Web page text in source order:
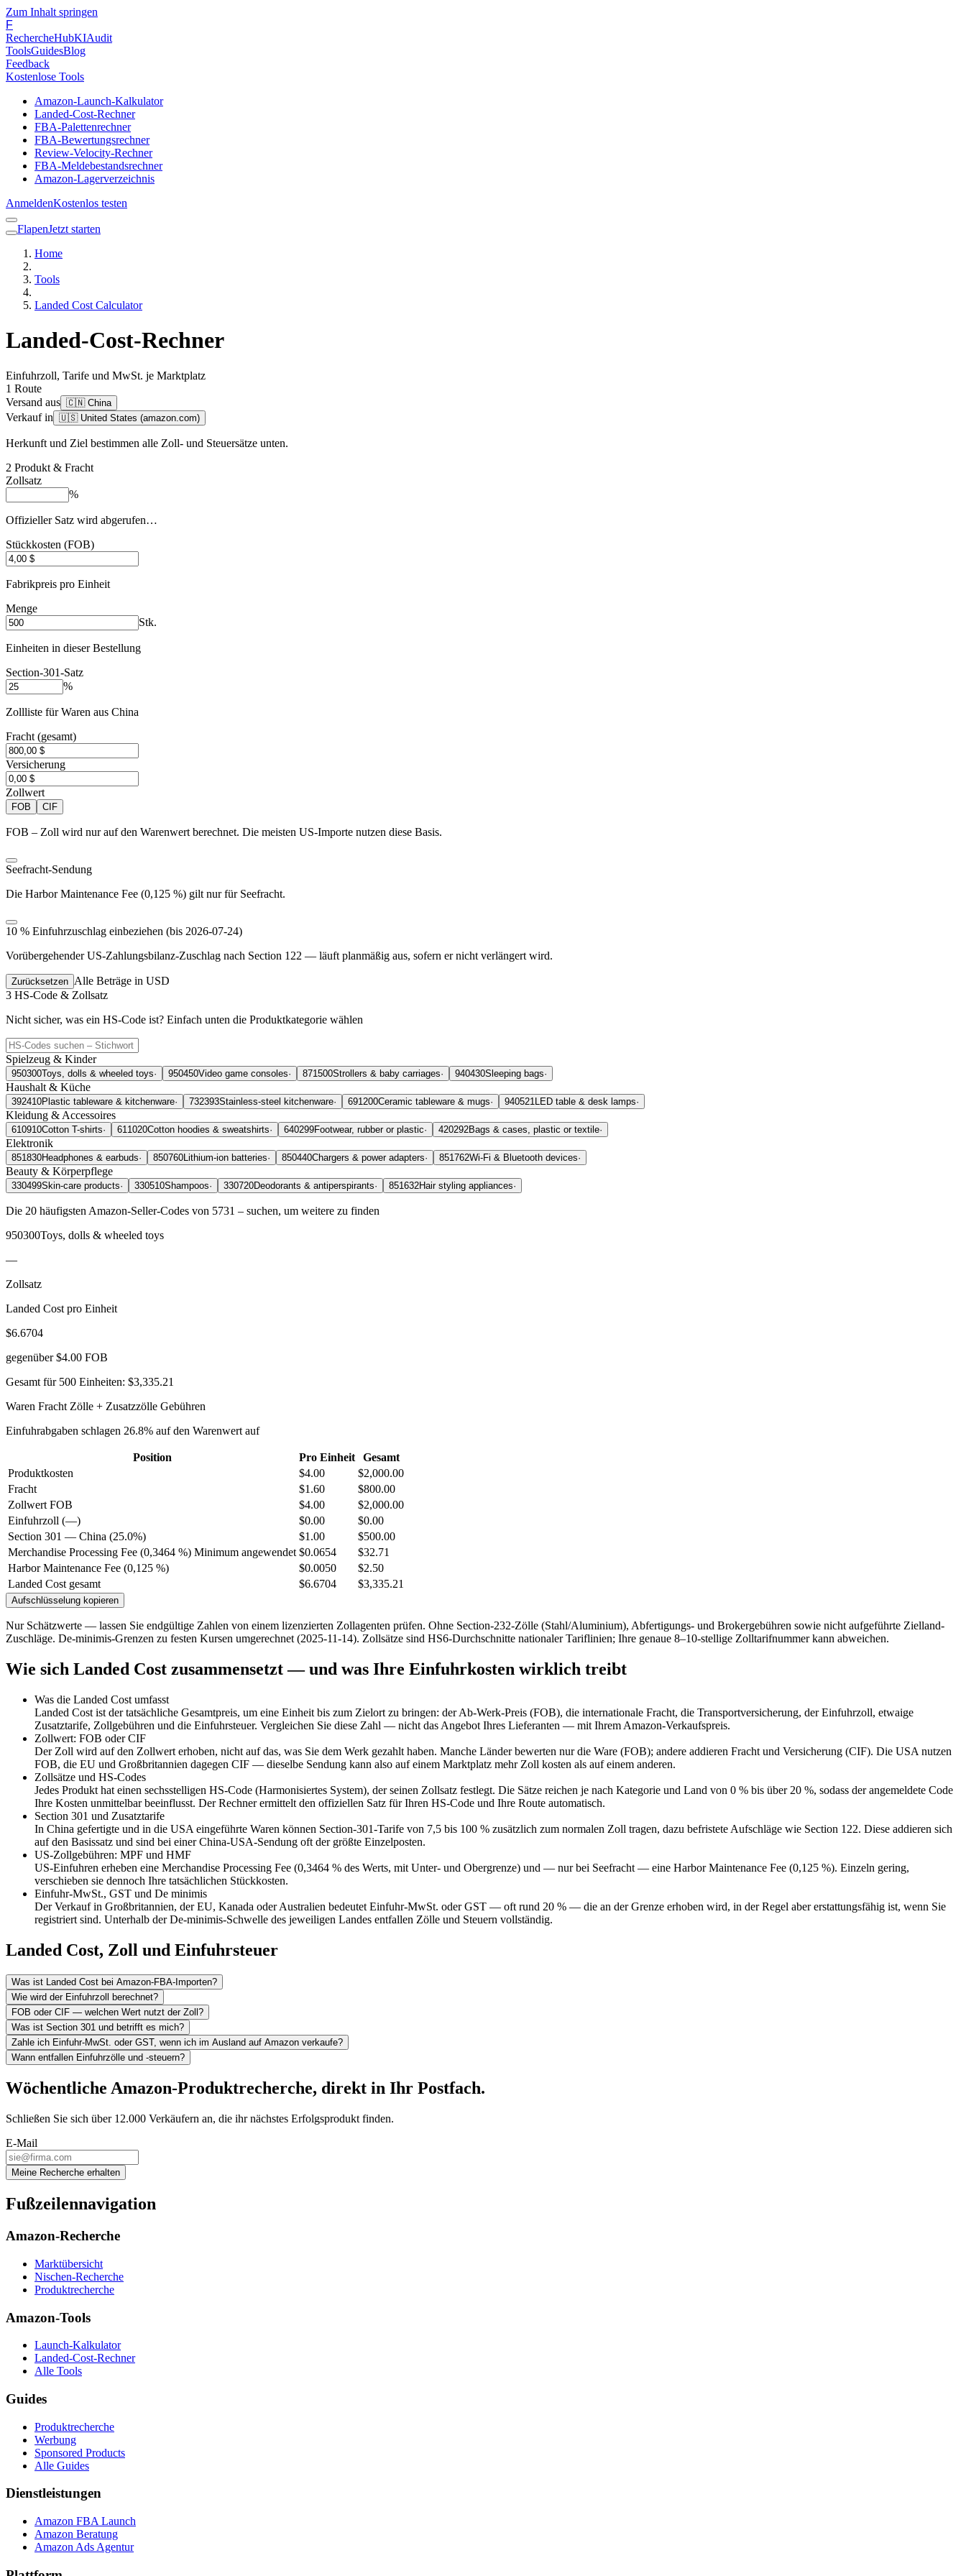
Zum Inhalt springen
F
RechercheHubKIAudit
ToolsGuidesBlog
Feedback
Kostenlose Tools
Amazon-Launch-Kalkulator
Landed-Cost-Rechner
FBA-Palettenrechner
FBA-Bewertungsrechner
Review-Velocity-Rechner
FBA-Meldebestandsrechner
Amazon-Lagerverzeichnis
AnmeldenKostenlos testen
FlapenJetzt starten
Home
Tools
Landed Cost Calculator
Landed-Cost-Rechner
Einfuhrzoll, Tarife und MwSt. je Marktplatz
1 Route
Versand aus 🇨🇳 China
Verkauf in 🇺🇸 United States (amazon.com)
Herkunft und Ziel bestimmen alle Zoll- und Steuersätze unten.
2 Produkt & Fracht
Zollsatz
%
Offizieller Satz wird abgerufen…
Stückkosten (FOB)
Fabrikpreis pro Einheit
Menge
Stk.
Einheiten in dieser Bestellung
Section-301-Satz
%
Zollliste für Waren aus China
Fracht (gesamt)
Versicherung
Zollwert
FOB CIF
FOB – Zoll wird nur auf den Warenwert berechnet. Die meisten US-Importe nutzen diese Basis.
Seefracht-Sendung
Die Harbor Maintenance Fee (0,125 %) gilt nur für Seefracht.
10 % Einfuhrzuschlag einbeziehen (bis 2026-07-24)
Vorübergehender US-Zahlungsbilanz-Zuschlag nach Section 122 — läuft planmäßig aus, sofern er nicht verlängert wird.
Zurücksetzen Alle Beträge in USD
3 HS-Code & Zollsatz
Nicht sicher, was ein HS-Code ist? Einfach unten die Produktkategorie wählen
Spielzeug & Kinder
950300Toys, dolls & wheeled toys· 950450Video game consoles· 871500Strollers & baby carriages· 940430Sleeping bags·
Haushalt & Küche
392410Plastic tableware & kitchenware· 732393Stainless-steel kitchenware· 691200Ceramic tableware & mugs· 940521 LED table & desk lamps·
Kleidung & Accessoires
610910Cotton T-shirts· 611020Cotton hoodies & sweatshirts· 640299Footwear, rubber or plastic· 420292Bags & cases, plastic or textile·
Elektronik
851830Headphones & earbuds· 850760 Lithium-ion batteries· 850440Chargers & power adapters· 851762Wi-Fi & Bluetooth devices·
Beauty & Körperpflege
330499Skin-care products· 330510Shampoos· 330720Deodorants & antiperspirants· 851632Hair styling appliances·
Die 20 häufigsten Amazon-Seller-Codes von 5731 – suchen, um weitere zu finden
950300Toys, dolls & wheeled toys
—
Zollsatz
Landed Cost pro Einheit
$6.6704
gegenüber $4.00 FOB
Gesamt für 500 Einheiten: $3,335.21
Waren Fracht Zölle + Zusatzzölle Gebühren
Einfuhrabgaben schlagen 26.8% auf den Warenwert auf
Position Pro Einheit
Gesamt
Produktkosten
$4.00
$2,000.00
Fracht
$1.60
$800.00
Zollwert FOB $4.00
$2,000.00
Einfuhrzoll (—)
$0.00
$0.00
Section 301 — China (25.0%)
$1.00
$500.00
Merchandise Processing Fee (0,3464 %) Minimum angewendet $0.0654
$32.71
Harbor Maintenance Fee (0,125 %)
$0.0050
$2.50
Landed Cost gesamt
$6.6704 $3,335.21
Aufschlüsselung kopieren
Nur Schätzwerte — lassen Sie endgültige Zahlen von einem lizenzierten Zollagenten prüfen. Ohne Section-232-Zölle (Stahl/Aluminium), Abfertigungs- und Brokergebühren sowie nicht aufgeführte Zielland-
Zuschläge. De-minimis-Grenzen zu festen Kursen umgerechnet (2025-11-14). Zollsätze sind HS6-Durchschnitte nationaler Tariflinien; Ihre genaue 8–10-stellige Zolltarifnummer kann abweichen.
Wie sich Landed Cost zusammensetzt — und was Ihre Einfuhrkosten wirklich treibt
Was die Landed Cost umfasst
Landed Cost ist der tatsächliche Gesamtpreis, um eine Einheit bis zum Zielort zu bringen: der Ab-Werk-Preis (FOB), die internationale Fracht, die Transportversicherung, der Einfuhrzoll, etwaige
Zusatztarife, Zollgebühren und die Einfuhrsteuer. Vergleichen Sie diese Zahl — nicht das Angebot Ihres Lieferanten — mit Ihrem Amazon-Verkaufspreis.
Zollwert: FOB oder CIF
Der Zoll wird auf den Zollwert erhoben, nicht auf das, was Sie dem Werk gezahlt haben. Manche Länder bewerten nur die Ware (FOB); andere addieren Fracht und Versicherung (CIF). Die USA nutzen
FOB, die EU und Großbritannien dagegen CIF — dieselbe Sendung kann also auf einem Marktplatz mehr Zoll kosten als auf einem anderen.
Zollsätze und HS-Codes
Jedes Produkt hat einen sechsstelligen HS-Code (Harmonisiertes System), der seinen Zollsatz festlegt. Die Sätze reichen je nach Kategorie und Land von 0 % bis über 20 %, sodass der angemeldete Code
Ihre Kosten unmittelbar beeinflusst. Der Rechner ermittelt den offiziellen Satz für Ihren HS-Code und Ihre Route automatisch.
Section 301 und Zusatztarife
In China gefertigte und in die USA eingeführte Waren können Section-301-Tarife von 7,5 bis 100 % zusätzlich zum normalen Zoll tragen, dazu befristete Aufschläge wie Section 122. Diese addieren sich
auf den Basissatz und sind bei einer China-USA-Sendung oft der größte Einzelposten.
US-Zollgebühren: MPF und HMF
US-Einfuhren erheben eine Merchandise Processing Fee (0,3464 % des Werts, mit Unter- und Obergrenze) und — nur bei Seefracht — eine Harbor Maintenance Fee (0,125 %). Einzeln gering,
verschieben sie dennoch Ihre tatsächlichen Stückkosten.
Einfuhr-MwSt., GST und De minimis
Der Verkauf in Großbritannien, der EU, Kanada oder Australien bedeutet Einfuhr-MwSt. oder GST — oft rund 20 % — die an der Grenze erhoben wird, in der Regel aber erstattungsfähig ist, wenn Sie
registriert sind. Unterhalb der De-minimis-Schwelle des jeweiligen Landes entfallen Zölle und Steuern vollständig.
Landed Cost, Zoll und Einfuhrsteuer
Was ist Landed Cost bei Amazon-FBA-Importen?
Wie wird der Einfuhrzoll berechnet?
FOB oder CIF — welchen Wert nutzt der Zoll?
Was ist Section 301 und betrifft es mich?
Zahle ich Einfuhr-MwSt. oder GST, wenn ich im Ausland auf Amazon verkaufe?
Wann entfallen Einfuhrzölle und -steuern?
Wöchentliche Amazon-Produktrecherche, direkt in Ihr Postfach.
Schließen Sie sich über 12.000 Verkäufern an, die ihr nächstes Erfolgsprodukt finden.
E-Mail
Meine Recherche erhalten
Fußzeilennavigation
Amazon-Recherche
Marktübersicht
Nischen-Recherche
Produktrecherche
Amazon-Tools
Launch-Kalkulator
Landed-Cost-Rechner
Alle Tools
Guides
Produktrecherche
Werbung
Sponsored Products
Alle Guides
Dienstleistungen
Amazon FBA Launch
Amazon Beratung
Amazon Ads Agentur